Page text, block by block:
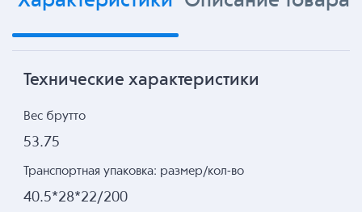
Технические характеристики
Вес брутто
53.75
Транспортная упаковка: размер/кол-во
40.5*28*22/200